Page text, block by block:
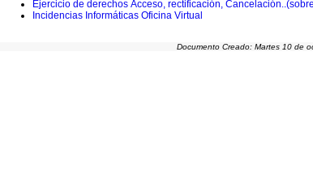
Ejercicio de derechos Acceso, rectificación,
Incidencias Informáticas Oficina Virtual
Documento Creado: Martes 10 de